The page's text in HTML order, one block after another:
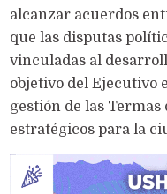
alcanzar acuerdos
que las disputas
vinculadas al
objetivo del Ejecutivo
gestión de las Termas
estratégicos para la